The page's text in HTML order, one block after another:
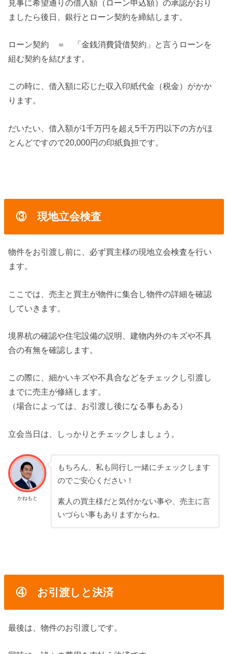
見事に希望通りの借入額（ローン申込額）の承認がおり
ましたら後日、銀行とローン契約を締結します。
ローン契約 ＝ 「金銭消費貸借契約」と言うローンを
組む契約を結びます。
この時に、借入額に応じた収入印紙代金（税金）がかか
ります。
だいたい、借入額が1千万円を超え5千万円以下の方がほ
とんどですので20,000円の印紙負担です。
③ 現地立会検査
物件をお引渡し前に、必ず買主様の現地立会検査を行い
ます。
ここでは、売主と買主が物件に集合し物件の詳細を確認
していきます。
境界杭の確認や住宅設備の説明、建物内外のキズや不具
合の有無を確認します。
この際に、細かいキズや不具合などをチェックし引渡し
までに売主が修繕します。
（場合によっては、お引渡し後になる事もある）
立会当日は、しっかりとチェックしましょう。
かねもと
もちろん、私も同行し一緒にチェックします
のでご安心ください！
素人の買主様だと気付かない事や、売主に言
いづらい事もありますからね。
④ お引渡しと決済
最後は、物件のお引渡しです。